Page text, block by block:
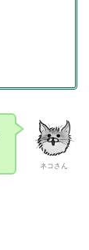
ネコさん